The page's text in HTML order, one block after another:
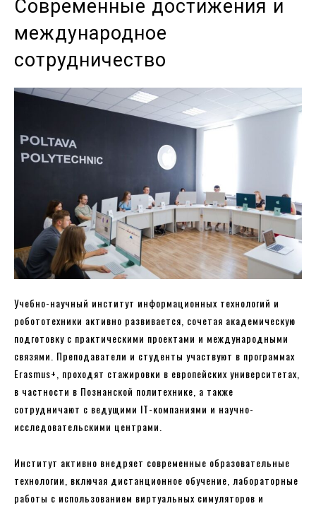
Современные достижения и
международное
сотрудничество
Учебно-научный институт информационных технологий и
робототехники активно развивается, сочетая академическую
подготовку с практическими проектами и международными
связями. Преподаватели и студенты участвуют в программах
Erasmus+, проходят стажировки в европейских университетах,
в частности в Познанской политехнике, а также
сотрудничают с ведущими IT-компаниями и научно-
исследовательскими центрами.
Институт активно внедряет современные образовательные
технологии, включая дистанционное обучение, лабораторные
работы с использованием виртуальных симуляторов и